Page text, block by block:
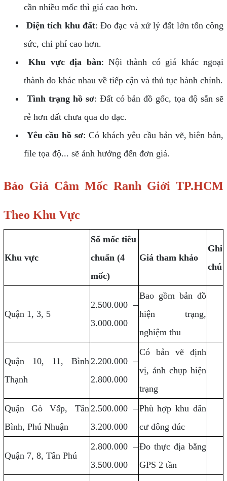
cần nhiều mốc thì giá cao hơn.
Diện tích khu đất: Đo đạc và xử lý đất lớn tốn công
sức, chi phí cao hơn.
Khu vực địa bàn: Nội thành có giá khác ngoại
thành do khác nhau về tiếp cận và thủ tục hành chính.
Tình trạng hồ sơ: Đất có bản đồ gốc, tọa độ sẵn sẽ
rẻ hơn đất chưa qua đo đạc.
Yêu cầu hồ sơ: Có khách yêu cầu bản vẽ, biên bản,
file tọa độ... sẽ ảnh hưởng đến đơn giá.
Báo Giá Cắm Mốc Ranh Giới TP.HCM
Theo Khu Vực
Khu vực
Số mốc tiêu
chuẩn (4
mốc)
Giá tham khảo
Ghi
chú
Quận 1, 3, 5
2.500.000 –
3.000.000
Bao gồm bản đồ
hiện trạng,
nghiệm thu
Quận 10, 11, Bình
Thạnh
2.200.000 –
2.800.000
Có bản vẽ định
vị, ảnh chụp hiện
trạng
Quận Gò Vấp, Tân
Bình, Phú Nhuận
2.500.000 –
3.200.000
Phù hợp khu dân
cư đông đúc
Quận 7, 8, Tân Phú
2.800.000 –
3.500.000
Đo thực địa bằng
GPS 2 tần